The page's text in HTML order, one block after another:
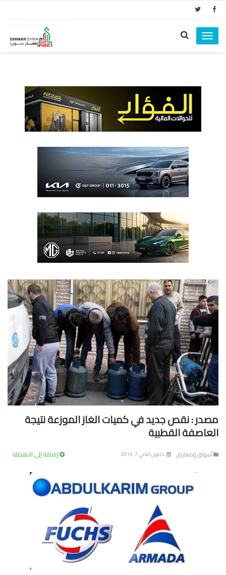
Toggle
navigation
: نقص جديد في كميات الغاز الموزعة نتيجة
القطبية
ومعارض كانون الثاني 7, 2019 إضافة إلى المفضلة